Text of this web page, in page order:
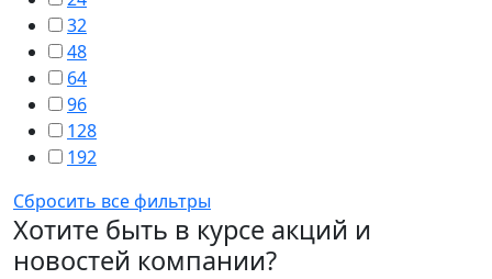
32
48
64
96
128
192
Сбросить все фильтры
Хотите быть в курсе акций и
новостей компании?